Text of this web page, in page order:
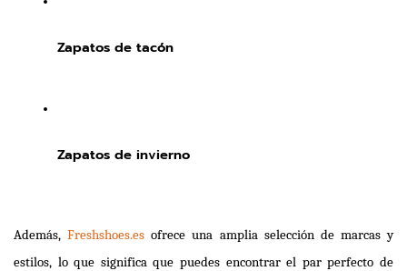
Zapatos de tacón
Zapatos de invierno
Además, Freshshoes.es ofrece una amplia selección de marcas y
estilos, lo que significa que puedes encontrar el par perfecto de